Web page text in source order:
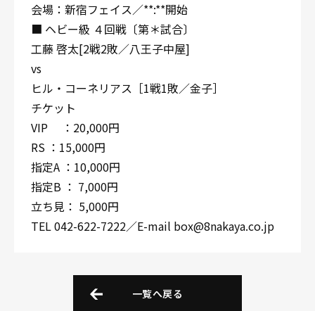
会場：新宿フェイス／**:**開始
■ ヘビー級 ４回戦〔第＊試合〕
工藤 啓太[2戦2敗／八王子中屋]
vs
ヒル・コーネリアス［1戦1敗／金子］
チケット
VIP ：20,000円
RS ：15,000円
指定A ：10,000円
指定B ： 7,000円
立ち見： 5,000円
TEL 042-622-7222／E-mail box@8nakaya.co.jp
一覧へ戻る